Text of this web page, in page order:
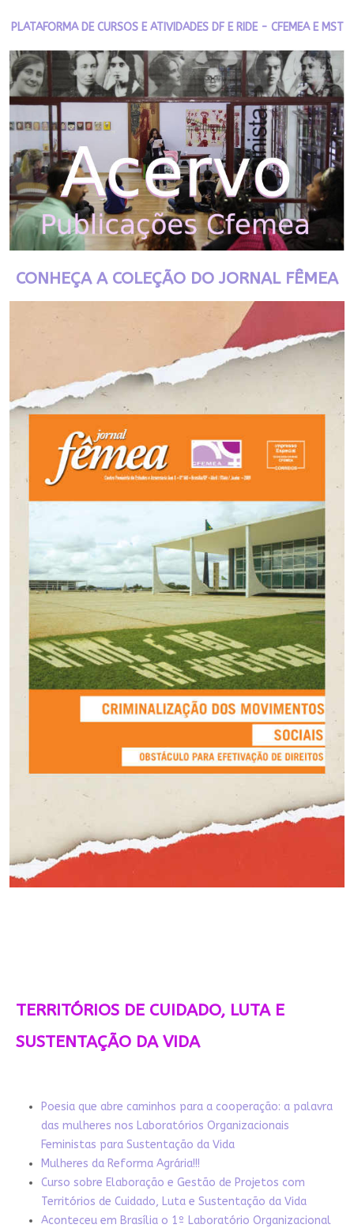
PLATAFORMA DE CURSOS E ATIVIDADES DF E RIDE - CFEMEA E MST
CONHEÇA A COLEÇÃO DO JORNAL FÊMEA
TERRITÓRIOS DE CUIDADO, LUTA E
SUSTENTAÇÃO DA VIDA
Poesia que abre caminhos para a cooperação: a palavra
das mulheres nos Laboratórios Organizacionais
Feministas para Sustentação da Vida
Mulheres da Reforma Agrária!!!
Curso sobre Elaboração e Gestão de Projetos com
Territórios de Cuidado, Luta e Sustentação da Vida
Aconteceu em Brasília o 1º Laboratório Organizacional